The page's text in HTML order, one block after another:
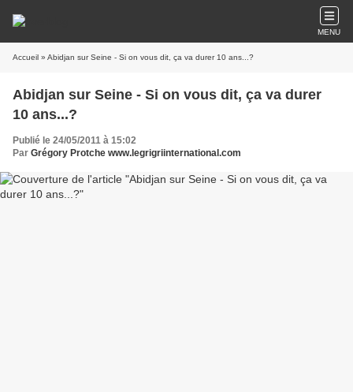
MENU
Accueil » Abidjan sur Seine - Si on vous dit, ça va durer 10 ans...?
Abidjan sur Seine - Si on vous dit, ça va durer
10 ans...?
Publié le 24/05/2011 à 15:02
Par Grégory Protche www.legrigriinternational.com